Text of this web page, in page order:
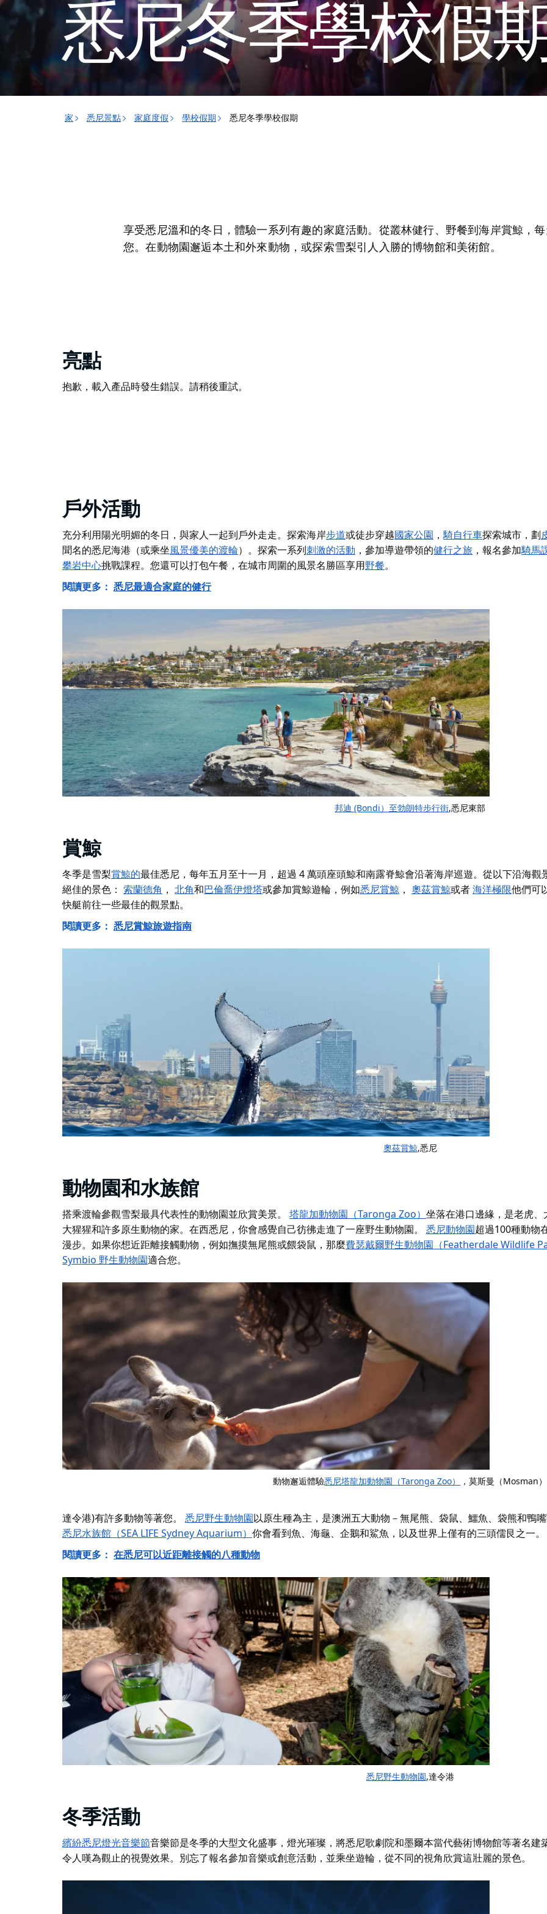
悉尼冬季學校假
家 悉尼景點 家庭度假 學校假期 悉尼冬季學校假期
享受悉尼溫和的冬日，體驗一系列有趣的家庭活動。從叢林健行、野餐到海岸賞鯨，
您。在動物園邂逅本土和外來動物，或探索雪梨引人入勝的博物館和美術館。
亮點
抱歉，載入產品時發生錯誤。請稍後重試。
戶外活動
充分利用陽光明媚的冬日，與家人一起到戶外走走。探索海岸步道或徒步穿越國家公園 ，騎自行車探索城市，劃
聞名的悉尼海港（或乘坐風景優美的渡輪）。探索一系列刺激的活動 ，參加導遊帶領的健行之旅 ，報名參加騎馬
攀岩中心挑戰課程。您還可以打包午餐，在城市周圍的風景名勝區享用野餐。
閱讀更多： 悉尼最適合家庭的健行
邦迪 (Bondi）至勃朗特步行街,悉尼東部
賞鯨
冬季是雪梨賞鯨的最佳悉尼，每年五月至十一月，超過 4 萬頭座頭鯨和南露脊鯨會沿著海岸巡遊。從以下沿海觀
絕佳的景色： 索蘭德角 ， 北角和巴倫喬伊燈塔或參加賞鯨遊輪，例如悉尼賞鯨 ， 奧茲賞鯨或者海洋極限他們可
快艇前往一些最佳的觀景點。
閱讀更多： 悉尼賞鯨旅遊指南
奧茲賞鯨,悉尼
動物園和水族館
搭乘渡輪參觀雪梨最具代表性的動物園並欣賞美景。 塔龍加動物園（Taronga Zoo） 坐落在港口邊緣，是老虎、
大猩猩和許多原生動物的家。在西悉尼，你會感覺自己彷彿走進了一座野生動物園。
悉尼動物園超過100種動物
漫步。如果你想近距離接觸動物，例如撫摸無尾熊或餵袋鼠，那麼費瑟戴爾野生動物園（Featherdale Wildlife
Symbio 野生動物園適合您。
動物邂逅體驗悉尼塔龍加動物園（Taronga Zoo） ，莫斯曼（Mosman）
達令港)有許多動物等著您。 悉尼野生動物園以原生種為主，是澳洲五大動物－無尾熊、袋鼠、鱷魚、袋熊和鴨
悉尼水族館（SEA LIFE Sydney Aquarium） 你會看到魚、海龜、企鵝和鯊魚，以及世界上僅有的三頭儒艮之一。
閱讀更多： 在悉尼可以近距離接觸的八種動物
悉尼野生動物園,達令港
冬季活動
繽紛悉尼燈光音樂節音樂節是冬季的大型文化盛事，燈光璀璨，將悉尼歌劇院和墨爾本當代藝術博物館等著名建
令人嘆為觀止的視覺效果。別忘了報名參加音樂或創意活動，並乘坐遊輪，從不同的視角欣賞這壯麗的景色。